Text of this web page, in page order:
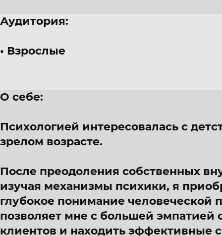
Аудитория:
Взрослые
О себе:
Психологией интересовалась с
зрелом возрасте.
После преодоления собственных
изучая механизмы психики, я
глубокое понимание человеческой
позволяет мне с большей эмпатией
клиентов и находить эффективные